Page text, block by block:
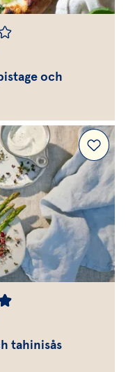
och
tahinisås